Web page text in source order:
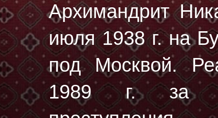
Архимандрит
июля 1938 г.на
под Москвой.
1989 г. за